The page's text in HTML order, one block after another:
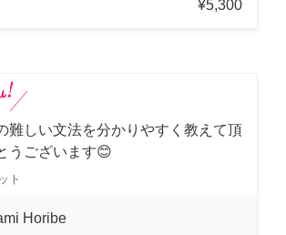
¥5,300
難しい文法を分かりやすく教えて頂
うございます😊
ト
Horibe